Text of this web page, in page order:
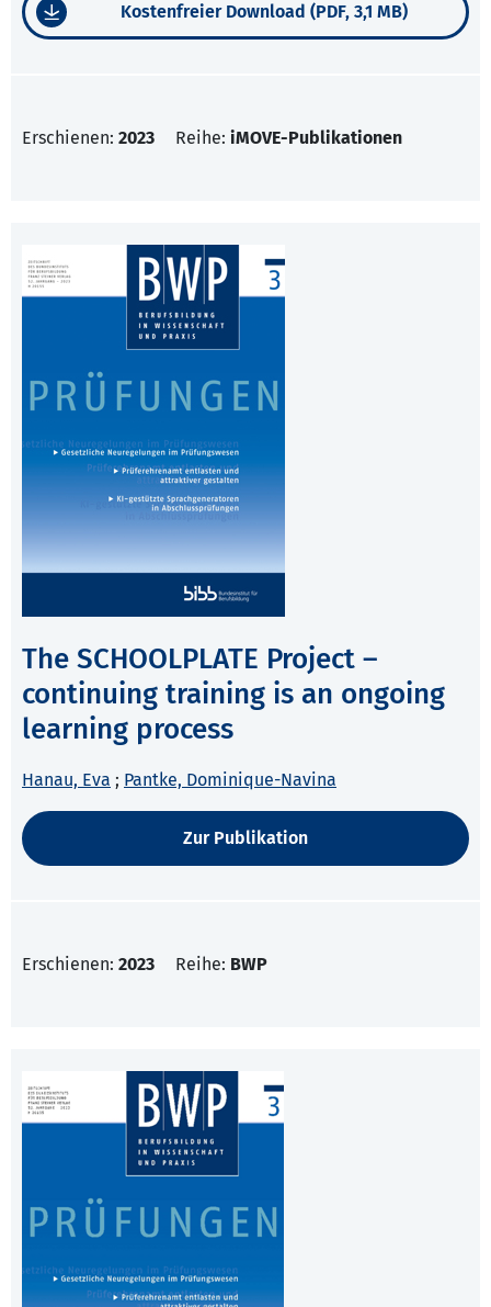
Kostenfreier Download (PDF, 3,1 MB)
Erschienen: 2023 Reihe: iMOVE-Publikationen
The SCHOOLPLATE Project –
continuing training is an ongoing
learning process
Hanau, Eva ; Pantke, Dominique-Navina
Zur Publikation
Erschienen: 2023 Reihe: BWP